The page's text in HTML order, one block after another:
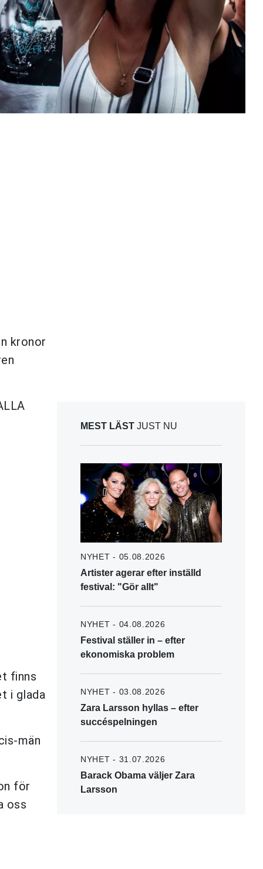
kronor
finns
i glada
män
för
oss
MEST LÄST JUST NU
NYHET - 05.08.2026
Artister agerar efter inställd
festival: "Gör allt"
NYHET - 04.08.2026
Festival ställer in – efter
ekonomiska problem
NYHET - 03.08.2026
Zara Larsson hyllas – efter
succéspelningen
NYHET - 31.07.2026
Barack Obama väljer Zara
Larsson